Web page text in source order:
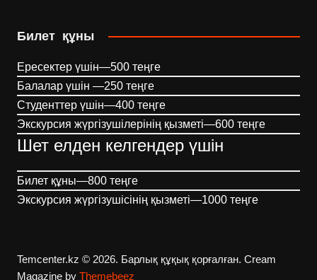
Билет құны
Ересектер үшін—500 теңге
Балалар үшін —250 теңге
Студенттер үшін—400 теңге
Экскурсия жүргізушілерінің қызметі—600 теңге
Шет елден келгендер үшін
Билет құны—800 теңге
Экскурсия жүргізушісінің қызметі—1000 теңге
Temcenter.kz © 2026. Барлық құқық қорғалған. Cream
Magazine by Themebeez